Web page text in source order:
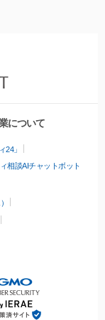
について
24」
相談AIチャットボット